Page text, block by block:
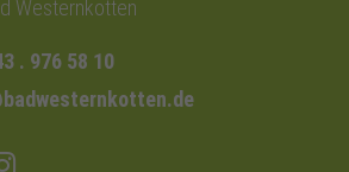
Westernkotten
. 976 58 10